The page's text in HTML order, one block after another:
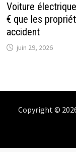
Voiture
€ que les
accident
juin 29, 2026
Copyright ©